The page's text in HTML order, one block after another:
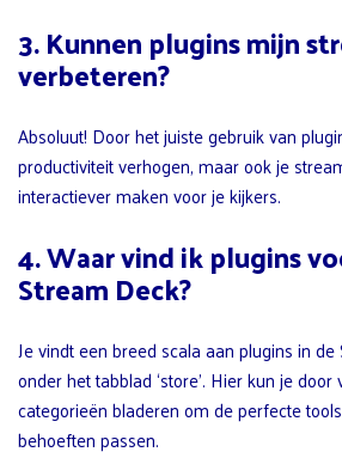
3. Kunnen plugins mijn
verbeteren?
Absoluut! Door het juiste gebruik van
productiviteit verhogen, maar ook je
interactiever maken voor je kijkers.
4. Waar vind ik plugins
Stream Deck?
Je vindt een breed scala aan plugins in
onder het tabblad ‘store’. Hier kun je
categorieën bladeren om de perfecte
behoeften passen.